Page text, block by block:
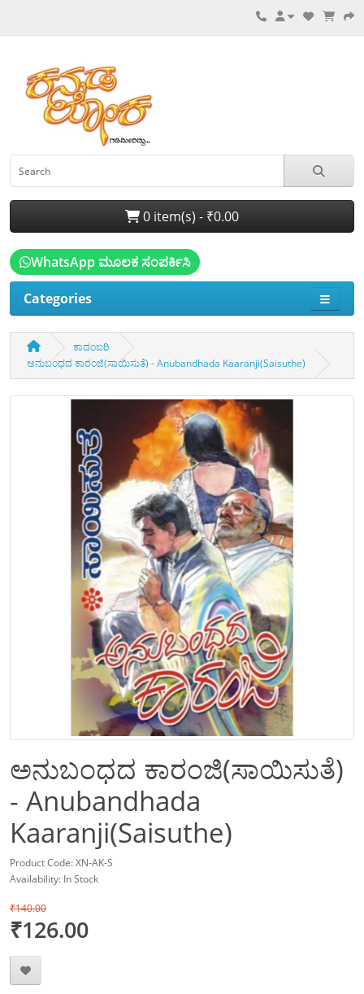
0 item(s) - ₹0.00
WhatsApp ಮೂಲಕ ಸಂಪರ್ಕಿಸಿ
Categories
ಕಾದಂಬರಿ
ಅನುಬಂಧದ ಕಾರಂಜಿ(ಸಾಯಿಸುತೆ) - Anubandhada Kaaranji(Saisuthe)
ಅನುಬಂಧದ ಕಾರಂಜಿ(ಸಾಯಿಸುತೆ)
- Anubandhada
Kaaranji(Saisuthe)
Product Code: XN-AK-S
Availability: In Stock
₹140.00
₹126.00